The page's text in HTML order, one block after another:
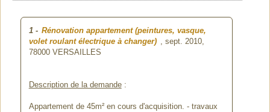
1- Rénovation appartement (peintures, vasque,
volet roulant électrique à changer) , sept. 2010,
78000 VERSAILLES
Description de la demande:
Appartement de 45m² en cours d'acquisition. - travaux